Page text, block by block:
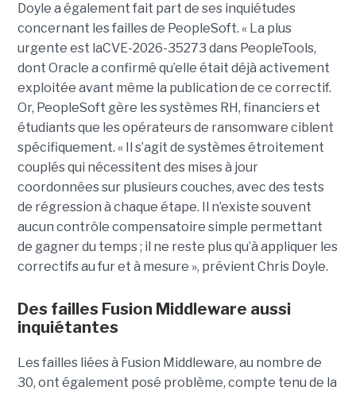
Doyle a également fait part de ses inquiétudes
concernant les failles de PeopleSoft. « La plus
urgente est laCVE-2026-35273 dans PeopleTools,
dont Oracle a confirmé qu’elle était déjà activement
exploitée avant même la publication de ce correctif.
Or, PeopleSoft gère les systèmes RH, financiers et
étudiants que les opérateurs de ransomware ciblent
spécifiquement. « Il s’agit de systèmes étroitement
couplés qui nécessitent des mises à jour
coordonnées sur plusieurs couches, avec des tests
de régression à chaque étape. Il n’existe souvent
aucun contrôle compensatoire simple permettant
de gagner du temps ; il ne reste plus qu’à appliquer les
correctifs au fur et à mesure », prévient Chris Doyle.
Des failles Fusion Middleware aussi
inquiétantes
Les failles liées à Fusion Middleware, au nombre de
30, ont également posé problème, compte tenu de la